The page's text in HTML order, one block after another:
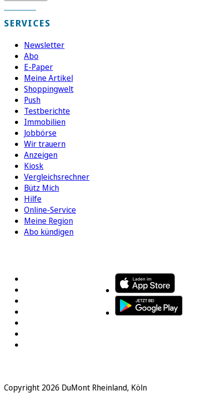
SERVICES
Newsletter
Abo
E-Paper
Meine Artikel
Shoppingwelt
Push
Testberichte
Immobilien
Jobbörse
Wir trauern
Anzeigen
Kiosk
Vergleichsrechner
Bütz Mich
Hilfe
Online-Service
Meine Region
Abo kündigen
Copyright 2026 DuMont Rheinland, Köln